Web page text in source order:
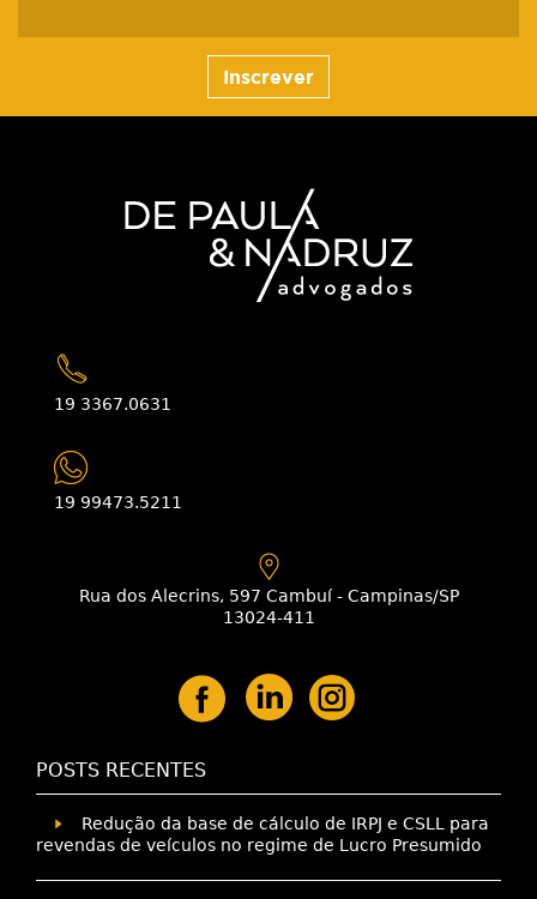
Inscrever
19 3367.0631
19 99473.5211
Rua dos Alecrins, 597 Cambuí - Campinas/SP
13024-411
POSTS RECENTES
Redução da base de cálculo de IRPJ e CSLL para
revendas de veículos no regime de Lucro Presumido